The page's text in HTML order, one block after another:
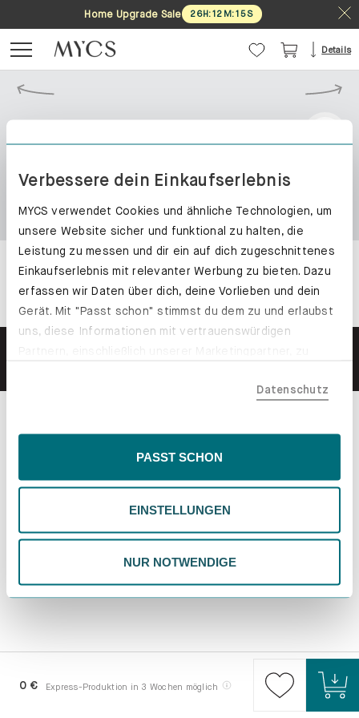
Verbessere dein Einkaufserlebnis
MYCS verwendet Cookies und ähnliche Technologien, um
unsere Website sicher und funktional zu halten, die
Leistung zu messen und dir ein auf dich zugeschnittenes
Einkaufserlebnis mit relevanter Werbung zu bieten. Dazu
erfassen wir Daten über dich, deine Vorlieben und dein
Gerät. Mit "Passt schon" stimmst du dem zu und erlaubst
uns, diese Informationen mit vertrauenswürdigen
der EU, beispielsweise in den USA, verarbeitet werden
Inhalte eingeschränkt sein könnten. Wähle
deiner Präferenzen. Du kannst deine Wahl jederzeit
ändern. Weitere Informationen findest du in unserer
Datenschutzrichtlinie.
Datenschutz
PASST SCHON
EINSTELLUNGEN
NUR NOTWENDIGE
Home Upgrade Sale 26H:12 M: 15S
Details
0 € Express-Produktion in 3 Wochen möglich